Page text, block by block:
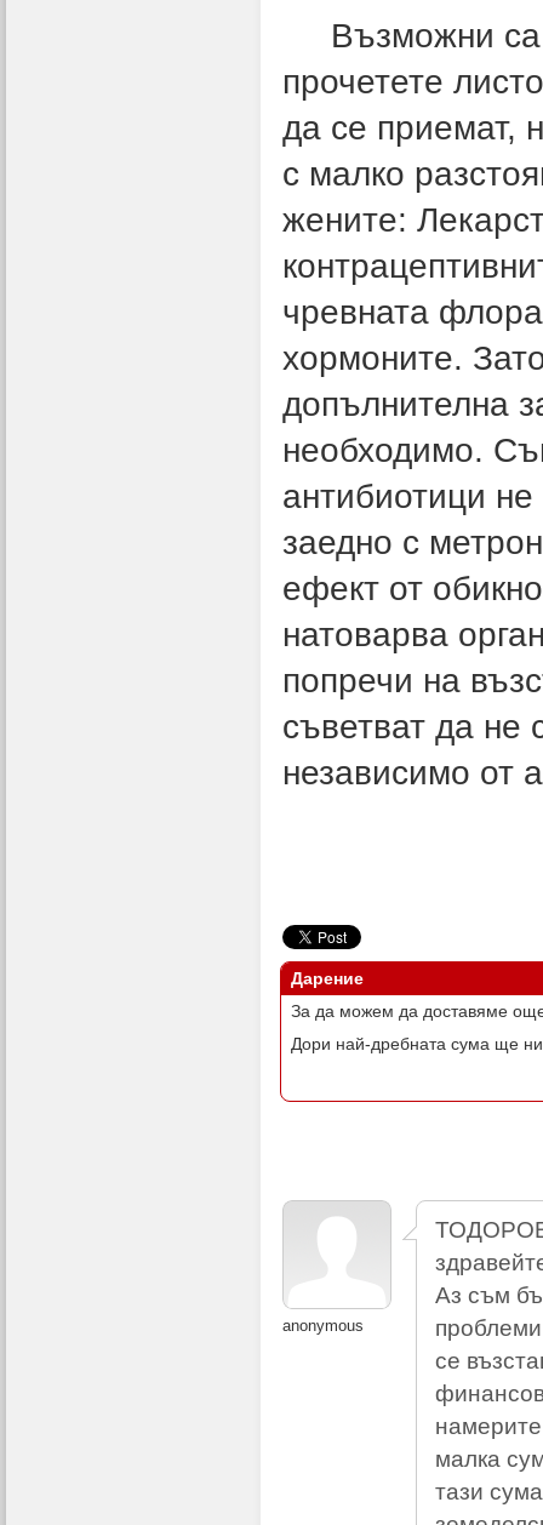
Възможни са
прочетете
да се приемат,
с малко
жените:
чревната
хормоните.
допълнителна
необходимо.
антибиотици
заедно с
ефект от
натоварва
попречи на
съветват да не
независимо от
Дарение
За да можем да доставяме
Дори най-дребната сума ще
anonymous
Аз съм
се
малка
тази